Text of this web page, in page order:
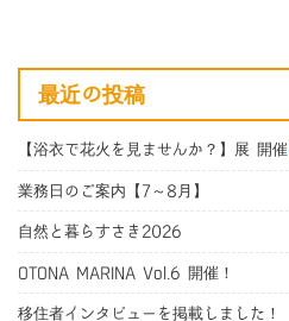
最近の投稿
【浴衣で花火を見ませんか？】展 開催
業務日のご案内【7～8月】
自然と暮らすさき2026
OTONA MARINA Vol.6 開催！
移住者インタビューを掲載しました！